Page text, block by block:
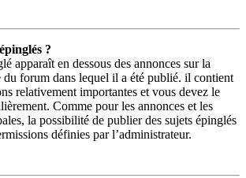
?
apparaît en dessous des annonces sur la
du forum dans lequel il a été publié. il contient
relativement importantes et vous devez le
Comme pour les annonces et les
la possibilité de publier des sujets épinglés
définies par l’administrateur.